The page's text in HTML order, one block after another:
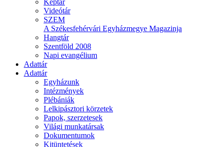
Képtár
Videótár
SZEM
A Székesfehérvári Egyházmegye Magazinja
Hangtár
Szentföld 2008
Napi evangélium
Adattár
Adattár
Egyházunk
Intézmények
Plébániák
Lelkipásztori körzetek
Papok, szerzetesek
Világi munkatársak
Dokumentumok
Kitüntetések